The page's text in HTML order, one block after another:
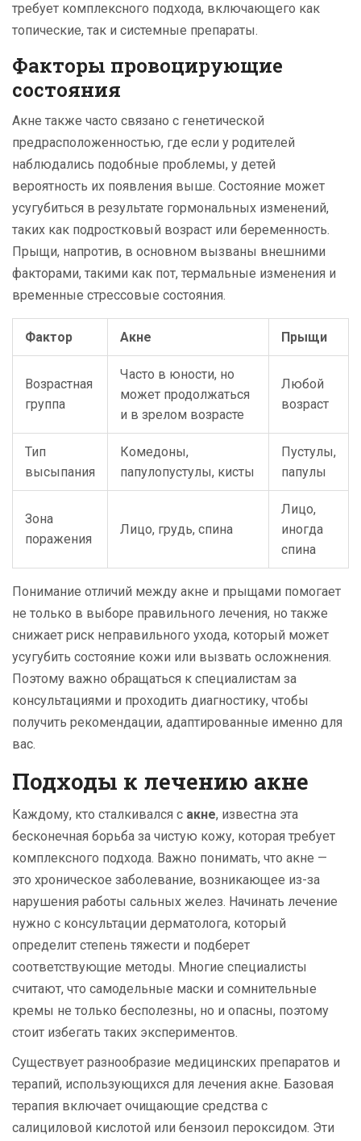
требует комплексного подхода, включающего как
топические, так и системные препараты.
Факторы провоцирующие
состояния
Акне также часто связано с генетической
предрасположенностью, где если у родителей
наблюдались подобные проблемы, у детей
вероятность их появления выше. Состояние может
усугубиться в результате гормональных изменений,
таких как подростковый возраст или беременность.
Прыщи, напротив, в основном вызваны внешними
факторами, такими как пот, термальные изменения и
временные стрессовые состояния.
Фактор Акне Прыщи
Возрастная
группа
Часто в юности, но
может продолжаться
и в зрелом возрасте
Любой
возраст
Тип
высыпания
Комедоны,
папулопустулы, кисты
Пустулы,
папулы
Зона
поражения
Лицо, грудь, спина
Лицо,
иногда
спина
Понимание отличий между акне и прыщами помогает
не только в выборе правильного лечения, но также
снижает риск неправильного ухода, который может
усугубить состояние кожи или вызвать осложнения.
Поэтому важно обращаться к специалистам за
консультациями и проходить диагностику, чтобы
получить рекомендации, адаптированные именно для
вас.
Подходы к лечению акне
Каждому, кто сталкивался с акне, известна эта
бесконечная борьба за чистую кожу, которая требует
комплексного подхода. Важно понимать, что акне —
это хроническое заболевание, возникающее из-за
нарушения работы сальных желез. Начинать лечение
нужно с консультации дерматолога, который
определит степень тяжести и подберет
соответствующие методы. Многие специалисты
считают, что самодельные маски и сомнительные
кремы не только бесполезны, но и опасны, поэтому
стоит избегать таких экспериментов.
Существует разнообразие медицинских препаратов и
терапий, использующихся для лечения акне. Базовая
терапия включает очищающие средства с
салициловой кислотой или бензоил пероксидом. Эти